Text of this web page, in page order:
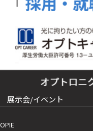
展示会/イベント
OPIE